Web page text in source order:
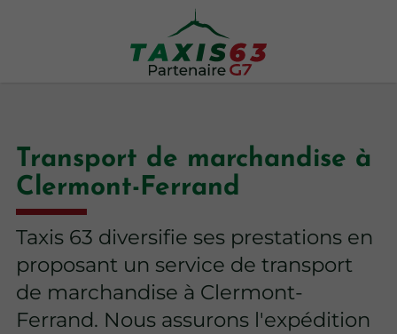
Transport de marchandise à
Clermont-Ferrand
Taxis 63 diversifie ses prestations en
proposant un service de transport
de marchandise à Clermont-
Ferrand. Nous assurons l'expédition